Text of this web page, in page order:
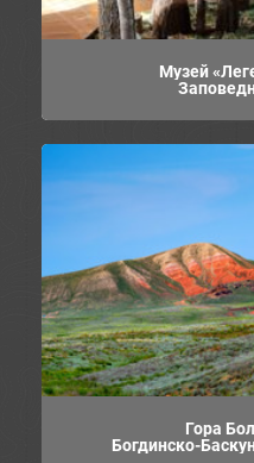
Музей
Гора
Богдинско-